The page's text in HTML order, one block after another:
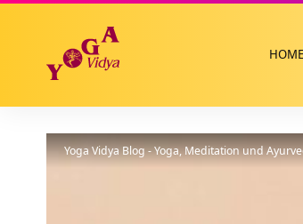
HOME
Yoga Vidya Blog - Yoga, Meditation und